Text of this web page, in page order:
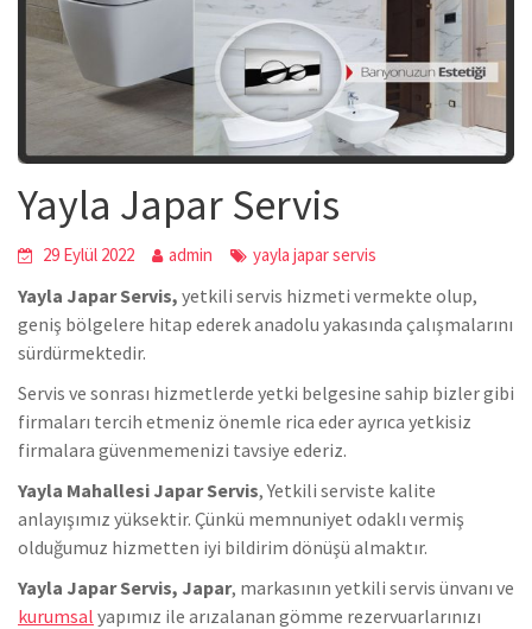
Yayla Japar Servis
29 Eylül 2022 admin yayla japar servis
Yayla Japar Servis, yetkili servis hizmeti vermekte olup,
geniş bölgelere hitap ederek anadolu yakasında çalışmalarını
sürdürmektedir.
Servis ve sonrası hizmetlerde yetki belgesine sahip bizler gibi
firmaları tercih etmeniz önemle rica eder ayrıca yetkisiz
firmalara güvenmemenizi tavsiye ederiz.
Yayla Mahallesi Japar Servis, Yetkili serviste kalite
anlayışımız yüksektir. Çünkü memnuniyet odaklı vermiş
olduğumuz hizmetten iyi bildirim dönüşü almaktır.
Yayla Japar Servis, Japar, markasının yetkili servis ünvanı ve
kurumsal yapımız ile arızalanan gömme rezervuarlarınızı